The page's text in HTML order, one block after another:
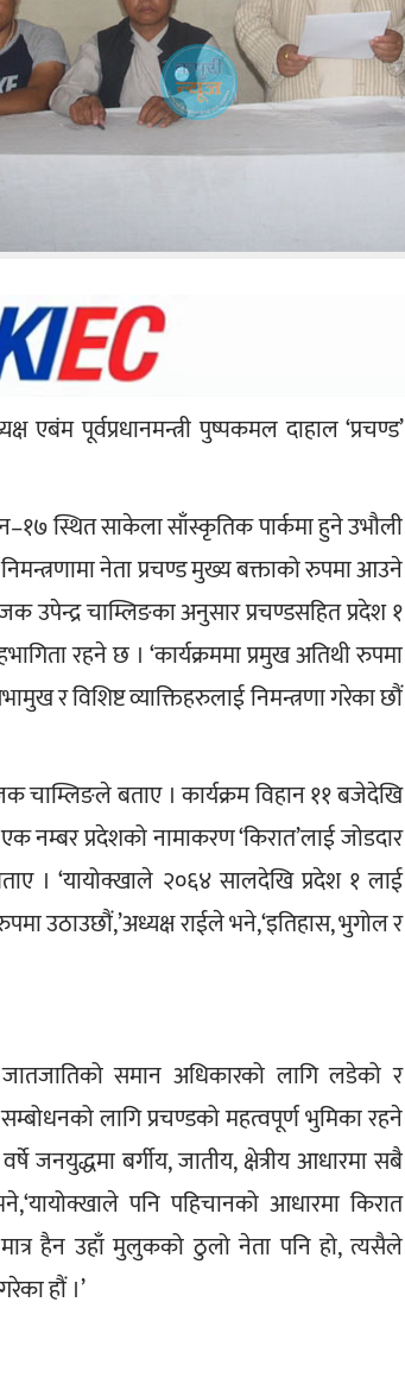
पूर्वप्रधानमन्त्री पुष्पकमल दाहाल ‘प्रचण्ड’
स्थित साकेला साँस्कृतिक पार्कमा हुने उभौली
नेता प्रचण्ड मुख्य बक्ताको रुपमा आउने
उपेन्द्र चाम्लिङका अनुसार प्रचण्डसहित प्रदेश १
रहने छ । ‘कार्यक्रममा प्रमुख अतिथी रुपमा
र विशिष्ट व्याक्तिहरुलाई निमन्त्रणा गरेका छौं
चाम्लिङले बताए । कार्यक्रम विहान ११ बजेदेखि
प्रदेशको नामाकरण ‘किरात’लाई जोडदार
। ‘यायोक्खाले २०६४ सालदेखि प्रदेश १ लाई
उठाउछौं,’अध्यक्ष राईले भने,‘इतिहास, भुगोल र
जातजातिको समान अधिकारको लागि लडेको र
लागि प्रचण्डको महत्वपूर्ण भुमिका रहने
जनयुद्धमा बर्गीय, जातीय, क्षेत्रीय आधारमा सबै
पनि पहिचानको आधारमा किरात
हैन उहाँ मुलुकको ठुलो नेता पनि हो, त्यसैले
हौं ।’